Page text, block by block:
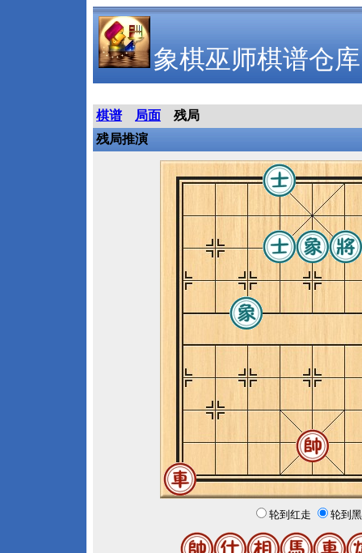
象棋巫师棋谱仓库
棋谱 局面
残局
残局推演
轮到红走 轮到